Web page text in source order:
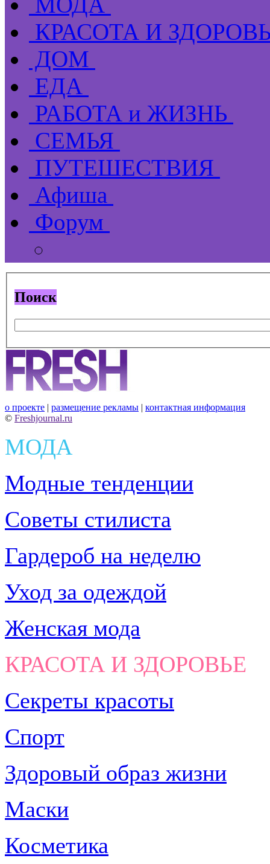
КРАСОТА И
ДОМ
ЕДА
РАБОТА и ЖИЗНЬ
СЕМЬЯ
ПУТЕШЕСТВИЯ
Афиша
Форум
Поиск
о проекте | размещение рекламы | контактная информация
© Freshjournal.ru
МОДА
Модные тенденции
Советы стилиста
Гардероб на неделю
Уход за одеждой
Женская мода
КРАСОТА И ЗДОРОВЬЕ
Секреты красоты
Спорт
Здоровый образ жизни
Маски
Косметика